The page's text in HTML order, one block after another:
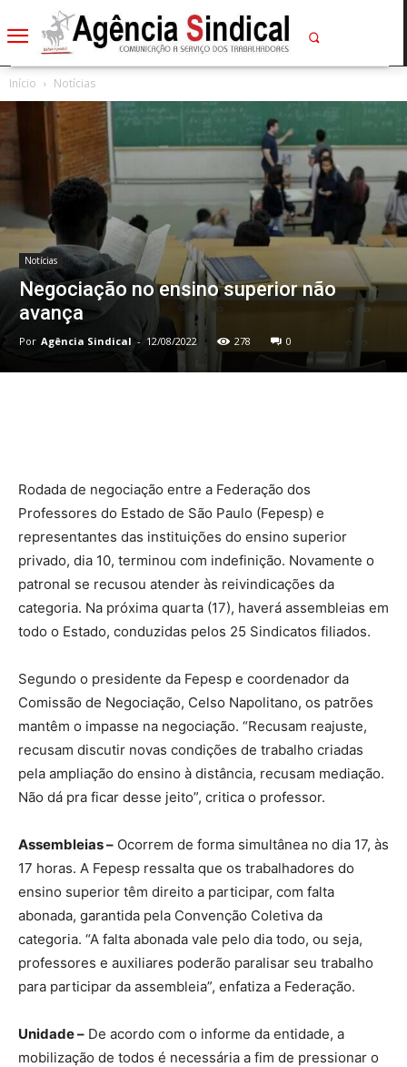
Início Notícias
Notícias
Negociação no ensino superior não
avança
Por Agência Sindical - 12/08/2022 278 0
Rodada de negociação entre a Federação dos
Professores do Estado de São Paulo (Fepesp) e
representantes das instituições do ensino superior
privado, dia 10, terminou com indefinição. Novamente o
patronal se recusou atender às reivindicações da
categoria. Na próxima quarta (17), haverá assembleias em
todo o Estado, conduzidas pelos 25 Sindicatos filiados.
Segundo o presidente da Fepesp e coordenador da
Comissão de Negociação, Celso Napolitano, os patrões
mantêm o impasse na negociação. “Recusam reajuste,
recusam discutir novas condições de trabalho criadas
pela ampliação do ensino à distância, recusam mediação.
Não dá pra ficar desse jeito”, critica o professor.
Assembleias – Ocorrem de forma simultânea no dia 17, às
17 horas. A Fepesp ressalta que os trabalhadores do
ensino superior têm direito a participar, com falta
abonada, garantida pela Convenção Coletiva da
categoria. “A falta abonada vale pelo dia todo, ou seja,
professores e auxiliares poderão paralisar seu trabalho
para participar da assembleia”, enfatiza a Federação.
Unidade – De acordo com o informe da entidade, a
mobilização de todos é necessária a fim de pressionar o